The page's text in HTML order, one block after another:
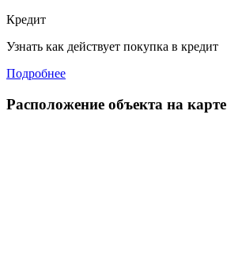
Кредит
Узнать как действует покупка в кредит
Подробнее
Расположение объекта на карте